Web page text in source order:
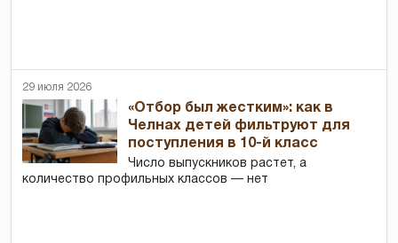
29 июля 2026
«Отбор был жестким»: как в
Челнах детей фильтруют для
поступления в 10-й класс
Число выпускников растет, а
количество профильных классов — нет